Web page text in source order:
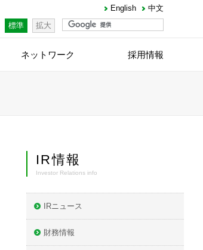
English
中文
標準 拡大
ネットワーク 採用情報
IR情報
Investor Relations info
IRニュース
財務情報